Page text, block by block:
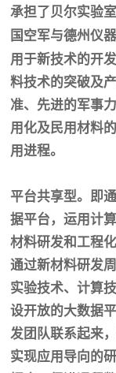
承担了贝尔实验
国空军与德州仪
用于新技术的开
料技术的突破及
准、先进的军事
用化及民用材料
用进程。
平台共享型。即
据平台，运用计
材料研发和工程
通过新材料研发
实验技术、计算
设开放的大数据
发团队联系起来
实现应用导向的